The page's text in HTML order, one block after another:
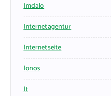
Imdalo
Internetagentur
Internetseite
Ionos
It